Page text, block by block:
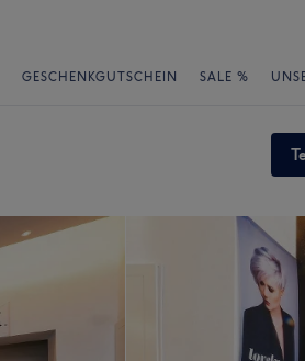
GESCHENKGUTSCHEIN SALE %